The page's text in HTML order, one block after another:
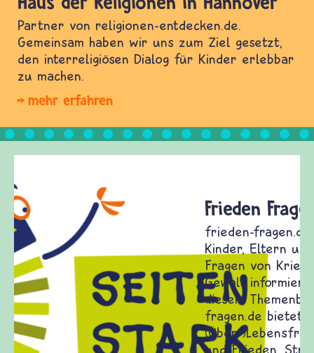
Partner von religionen-entdecken.de.
Gemeinsam haben wir uns zum Ziel gesetzt,
den interreligiösen Dialog für Kinder erlebbar
zu machen.
mehr erfahren